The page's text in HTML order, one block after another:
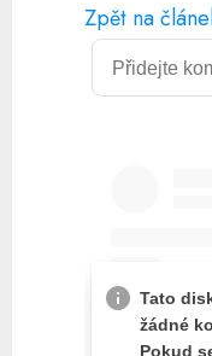
Zpět na